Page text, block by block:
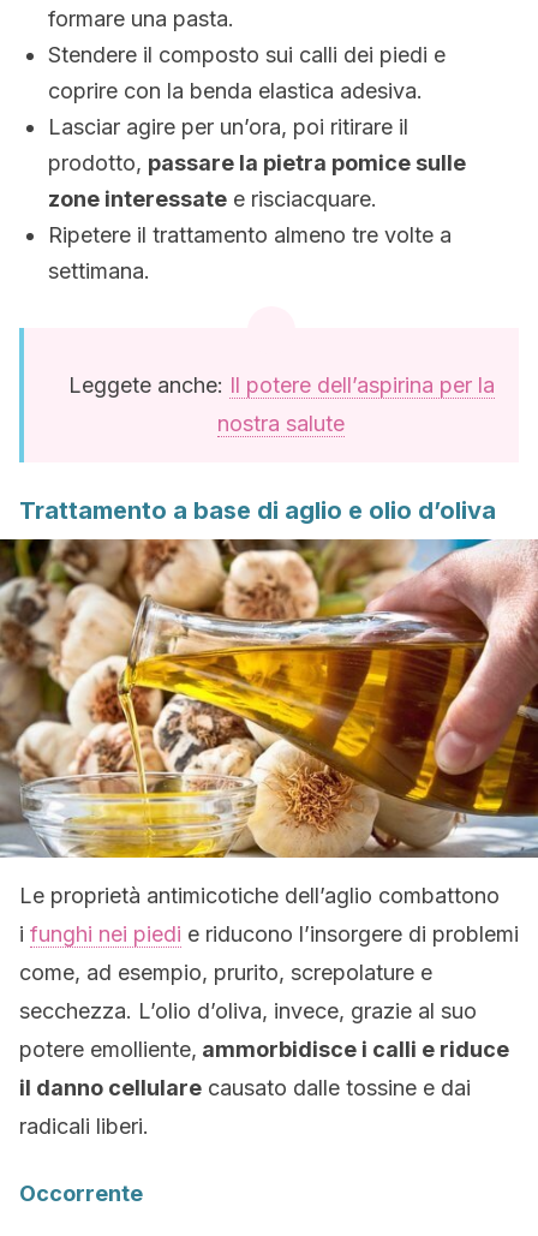
formare una pasta.
Stendere il composto sui calli dei piedi e
coprire con la benda elastica adesiva.
Lasciar agire per un’ora, poi ritirare il
prodotto, passare la pietra pomice sulle
zone interessate e risciacquare.
Ripetere il trattamento almeno tre volte a
settimana.
Leggete anche: Il potere dell’aspirina per la
nostra salute
Trattamento a base di aglio e olio d’oliva
Le proprietà antimicotiche dell’aglio combattono
i funghi nei piedi e riducono l’insorgere di problemi
come, ad esempio, prurito, screpolature e
secchezza. L’olio d’oliva, invece, grazie al suo
potere emolliente, ammorbidisce i calli e riduce
il danno cellulare causato dalle tossine e dai
radicali liberi.
Occorrente